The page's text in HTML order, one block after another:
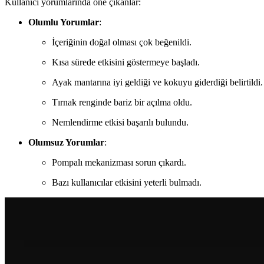
Kullanıcı yorumlarında öne çıkanlar:
Olumlu Yorumlar:
İçeriğinin doğal olması çok beğenildi.
Kısa sürede etkisini göstermeye başladı.
Ayak mantarına iyi geldiği ve kokuyu giderdiği belirtildi.
Tırnak renginde bariz bir açılma oldu.
Nemlendirme etkisi başarılı bulundu.
Olumsuz Yorumlar:
Pompalı mekanizması sorun çıkardı.
Bazı kullanıcılar etkisini yeterli bulmadı.